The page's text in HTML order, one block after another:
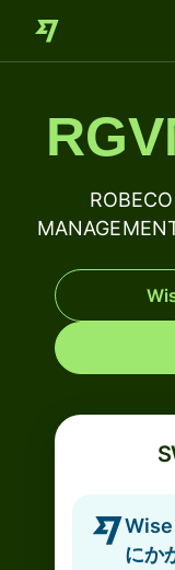
Wise
にか